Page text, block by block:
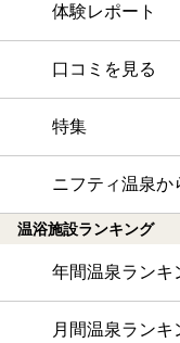
体験レポート
口コミを見る
特集
ニフティ温泉か
温浴施設ランキング
年間温泉ランキ
月間温泉ランキ